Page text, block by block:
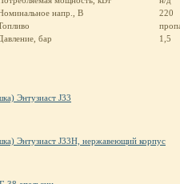
напр., В
220
бар
1,5
Энтузиаст J33
Энтузиаст J33Н, нержавеющий корпус